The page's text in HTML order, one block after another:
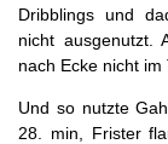
Dribblings und
nicht ausgenutzt.
nach Ecke nicht im
Und so nutzte
28. min, Frister